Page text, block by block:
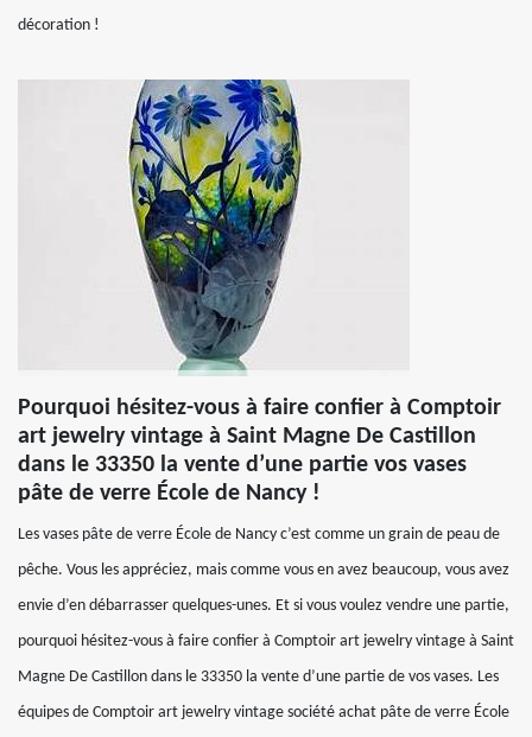
décoration !
Pourquoi hésitez-vous à faire confier à Comptoir
art jewelry vintage à Saint Magne De Castillon
dans le 33350 la vente d’une partie vos vases
pâte de verre École de Nancy !
Les vases pâte de verre École de Nancy c’est comme un grain de peau de
pêche. Vous les appréciez, mais comme vous en avez beaucoup, vous avez
envie d’en débarrasser quelques-unes. Et si vous voulez vendre une partie,
pourquoi hésitez-vous à faire confier à Comptoir art jewelry vintage à Saint
Magne De Castillon dans le 33350 la vente d’une partie de vos vases. Les
équipes de Comptoir art jewelry vintage société achat pâte de verre École